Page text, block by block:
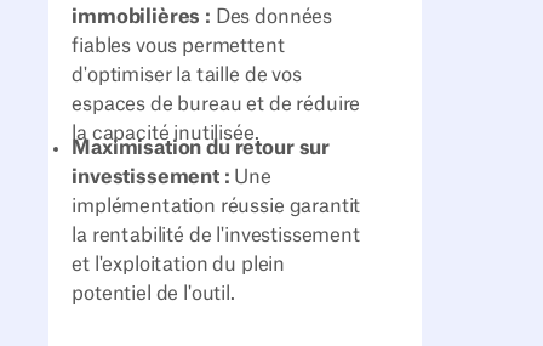
immobilières : Des données
fiables vous permettent
d'optimiser la taille de vos
espaces de bureau et de réduire
la capacité inutilisée.
Maximisation du retour sur
investissement : Une
implémentation réussie garantit
la rentabilité de l'investissement
et l'exploitation du plein
potentiel de l'outil.